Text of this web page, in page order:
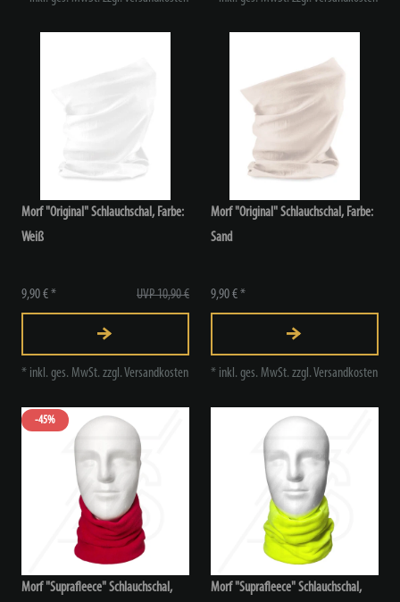
Morf "Original" Schlauchschal, Farbe:
Weiß
UVP 10,90 €
9,90 € *
* inkl. ges. MwSt. zzgl.Versandkosten
Morf "Original" Schlauchschal, Farbe:
Sand
9,90 € *
* inkl. ges. MwSt. zzgl.Versandkosten
-45%
Morf "Suprafleece" Schlauchschal,
Morf "Suprafleece" Schlauchschal,